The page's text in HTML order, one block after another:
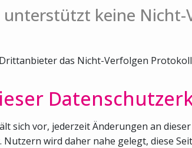
unterstützt keine
das Nicht-Verfolgen
sich vor, jederzeit Änderungen an
wird daher nahe gelegt, diese